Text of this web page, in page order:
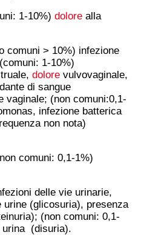
1-10%) dolore alla
comuni > 10%) infezione
1-10%)
dolore vulvovaginale,
di sangue
vaginale; (non comuni:0,1-
infezione batterica
non nota)
comuni: 0,1-1%)
delle vie urinarie,
urine (glicosuria), presenza
(non comuni: 0,1-
urina (disuria).